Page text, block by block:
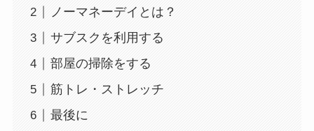
ノーマネーデイとは？
サブスクを利用する
部屋の掃除をする
筋トレ・ストレッチ
最後に